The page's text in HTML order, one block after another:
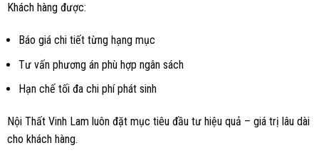
Khách hàng được:
Báo giá chi tiết từng hạng mục
Tư vấn phương án phù hợp ngân sách
Hạn chế tối đa chi phí phát sinh
Nội Thất Vinh Lam luôn đặt mục tiêu đầu tư hiệu quả – giá trị lâu dài
cho khách hàng.